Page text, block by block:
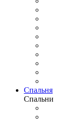
Спальня
Спальни